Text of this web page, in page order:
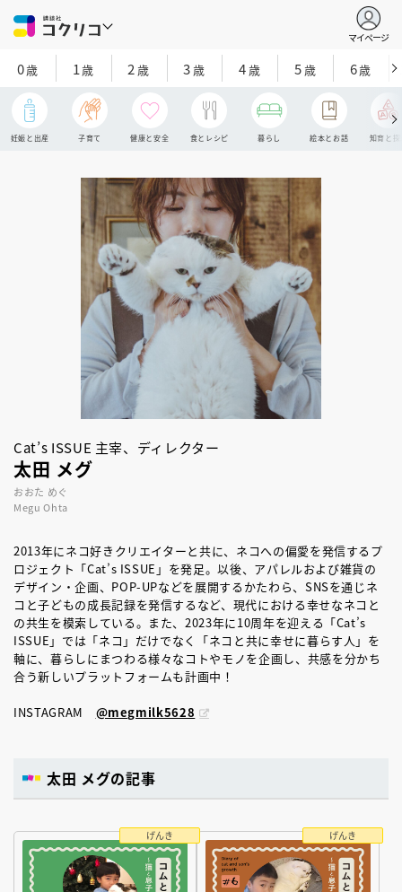
マイページ
0歳 1歳 2 歳 3歳 4歳 5歳 6歳
妊娠と出産 子育て 健康と安全 食とレシピ 暮らし 絵本とお話 知育と探
Cat’s ISSUE 主宰、ディレクター
太田 メグ
おおた めぐ
Megu Ohta
2013年にネコ好きクリエイターと共に、ネコへの偏愛を発信するプ
ロジェクト「Cat’s ISSUE」を発足。以後、アパレルおよび雑貨の
デザイン・企画、POP-UPなどを展開するかたわら、SNSを通じネ
コと子どもの成長記録を発信するなど、現代における幸せなネコと
の共生を模索している。また、2023年に10周年を迎える「Cat’s
ISSUE」では「ネコ」だけでなく「ネコと共に幸せに暮らす人」を
軸に、暮らしにまつわる様々なコトやモノを企画し、共感を分かち
合う新しいプラットフォームも計画中！
INSTAGRAM @megmilk5628
太田 メグの記事
げんき げんき